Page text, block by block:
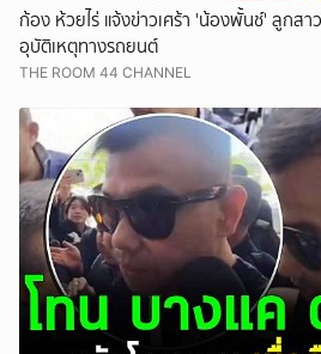
ก้อง ห้วยไร่ แจ้งข่าวเศร้า 'น้องพั้นช์' ลูกส
อุบัติเหตุทางรถยนต์
THE ROOM 44 CHANNEL